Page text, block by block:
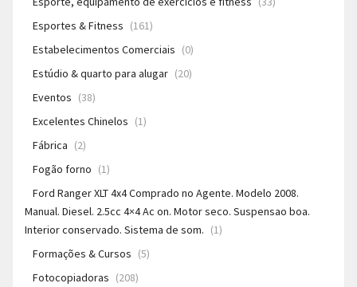
Esportes & Fitness (161)
Estabelecimentos Comerciais (0)
Estúdio & quarto para alugar (20)
Eventos (38)
Excelentes Chinelos (1)
Fábrica (2)
Fogão forno (1)
Ford Ranger XLT 4x4 Comprado no Agente. Modelo 2008.
Manual. Diesel. 2.5cc 4×4 Ac on. Motor seco. Suspensao boa.
Interior conservado. Sistema de som. (1)
Formações & Cursos (5)
Fotocopiadoras (208)